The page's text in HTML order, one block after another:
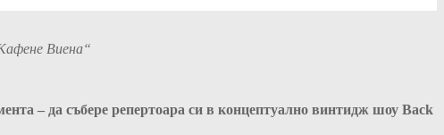
фене Виена“
– да събере репертоара си в концептуално винтидж шоу Back